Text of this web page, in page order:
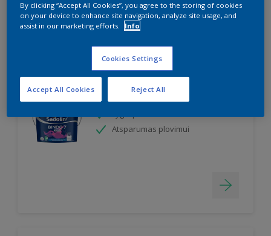
Klasikiniai matiniai sienų dažai
Atsparumas plovimui
By clicking “Accept All Cookies”, you agree to the storing of cookies
on your device to enhance site navigation, analyze site usage, and
assist in our marketing efforts.
Info
Cookies Settings
Reject All
Accept All Cookies